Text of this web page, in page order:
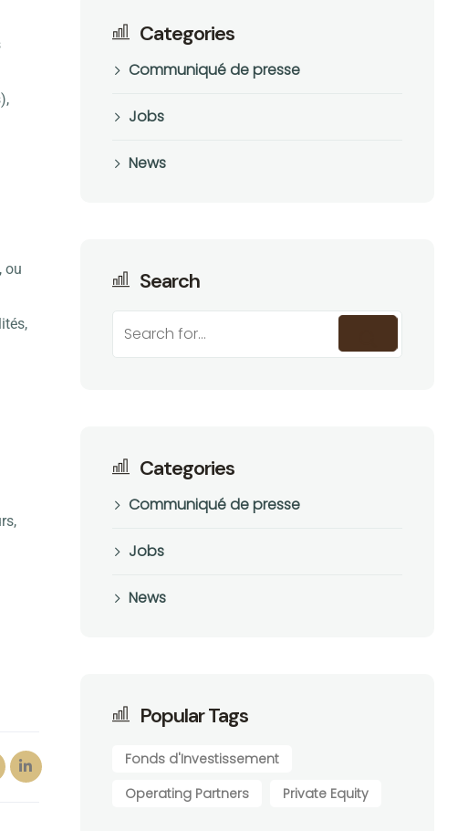
ou
Categories
Communiqué de presse
Jobs
News
Search
Categories
Communiqué de presse
Jobs
News
Popular Tags
Fonds d'Investissement
Operating Partners
Private Equity